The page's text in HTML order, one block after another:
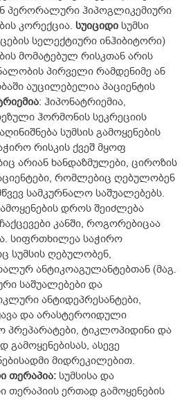
პერორალური ჰიპოგლიკემიური
კორექცია. სუიციდი სუმსი
სელექტიური ინჰიბიტორი)
მომატებულ რისკთან არის
პირველი რამდენიმე ან
აუცილებელია პაციენტის
: ჰიპონატრიემია,
ჰორმონის სეკრეციის
სუმსის გამოყენების
რისკის ქვეშ მყოფ
არიან ხანდაზმულები, ციროზის
რომლებიც ღებულობენ
სამკურნალო საშუალებებს.
დროს შეიძლება
კანში, როგორებიცაა
სიფრთხილეა საჭირო
სუმსის ღებულობენ,
ანტიკოაგულანტებთან (მაგ.
საშუალებები და
ანტიდეპრესანტები,
და არასტეროიდული
პრეპარატები, ტიკლოპიდინი და
ასევე
მიდრეკილებით.
თერაპია: სუმსისა და
ერთად გამოყენების